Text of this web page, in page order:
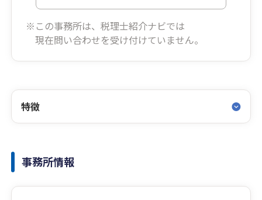
※この事務所は、税理士紹介ナビでは
現在問い合わせを受け付けていません。
特徴
事務所情報